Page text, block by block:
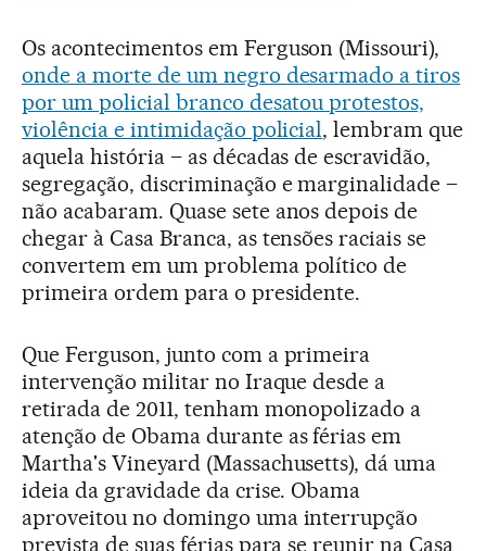
Os acontecimentos em Ferguson (Missouri),
onde a morte de um negro desarmado a tiros
por um policial branco desatou protestos,
violência e intimidação policial, lembram que
aquela história – as décadas de escravidão,
segregação, discriminação e marginalidade –
não acabaram. Quase sete anos depois de
chegar à Casa Branca, as tensões raciais se
convertem em um problema político de
primeira ordem para o presidente.
Que Ferguson, junto com a primeira
intervenção militar no Iraque desde a
retirada de 2011, tenham monopolizado a
atenção de Obama durante as férias em
Martha's Vineyard (Massachusetts), dá uma
ideia da gravidade da crise. Obama
aproveitou no domingo uma interrupção
prevista de suas férias para se reunir na Casa